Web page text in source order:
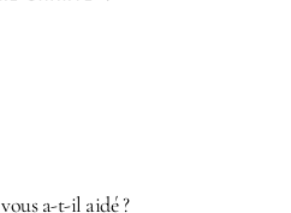
a-t-il aidé ?